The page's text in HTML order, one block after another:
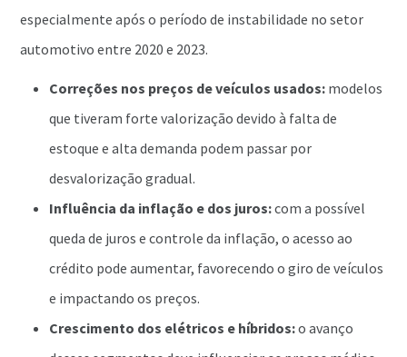
especialmente após o período de instabilidade no setor
automotivo entre 2020 e 2023.
Correções nos preços de veículos usados: modelos
que tiveram forte valorização devido à falta de
estoque e alta demanda podem passar por
desvalorização gradual.
Influência da inflação e dos juros:com a possível
queda de juros e controle da inflação, o acesso ao
crédito pode aumentar, favorecendo o giro de veículos
e impactando os preços.
Crescimento dos elétricos e híbridos:o avanço